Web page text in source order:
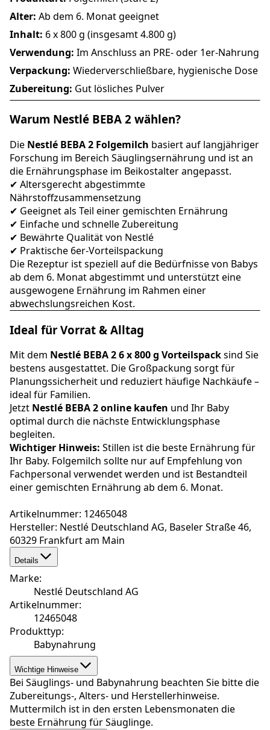
Alter: Ab dem 6. Monat geeignet
Inhalt: 6 x 800 g (insgesamt 4.800 g)
Verwendung: Im Anschluss an PRE- oder 1er-Nahrung
Verpackung: Wiederverschließbare, hygienische Dose
Zubereitung: Gut lösliches Pulver
Warum Nestlé BEBA 2 wählen?
Die Nestlé BEBA 2 Folgemilch basiert auf langjähriger
Forschung im Bereich Säuglingsernährung und ist an
die Ernährungsphase im Beikostalter angepasst.
✔ Altersgerecht abgestimmte
Nährstoffzusammensetzung
✔ Geeignet als Teil einer gemischten Ernährung
✔ Einfache und schnelle Zubereitung
✔ Bewährte Qualität von Nestlé
✔ Praktische 6er-Vorteilspackung
Die Rezeptur ist speziell auf die Bedürfnisse von Babys
ab dem 6. Monat abgestimmt und unterstützt eine
ausgewogene Ernährung im Rahmen einer
abwechslungsreichen Kost.
Ideal für Vorrat & Alltag
Mit dem Nestlé BEBA 2 6 x 800 g Vorteilspacksind Sie
bestens ausgestattet. Die Großpackung sorgt für
Planungssicherheit und reduziert häufige Nachkäufe –
ideal für Familien.
Jetzt Nestlé BEBA 2 online kaufen und Ihr Baby
optimal durch die nächste Entwicklungsphase
begleiten.
Wichtiger Hinweis: Stillen ist die beste Ernährung für
Ihr Baby. Folgemilch sollte nur auf Empfehlung von
Fachpersonal verwendet werden und ist Bestandteil
einer gemischten Ernährung ab dem 6. Monat.
Artikelnummer: 12465048
Hersteller: Nestlé Deutschland AG, Baseler Straße 46,
60329 Frankfurt am Main
Details
Marke:
Nestlé Deutschland AG
Artikelnummer:
12465048
Produkttyp:
Babynahrung
Wichtige Hinweise
Bei Säuglings- und Babynahrung beachten Sie bitte die
Zubereitungs-, Alters- und Herstellerhinweise.
Muttermilch ist in den ersten Lebensmonaten die
beste Ernährung für Säuglinge.